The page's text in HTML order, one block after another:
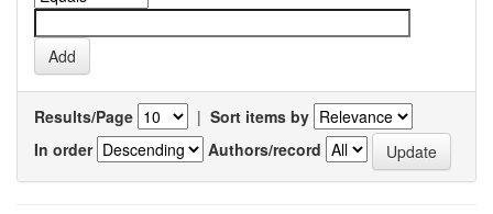
Results/Page | Sort items by
In order
Authors/record